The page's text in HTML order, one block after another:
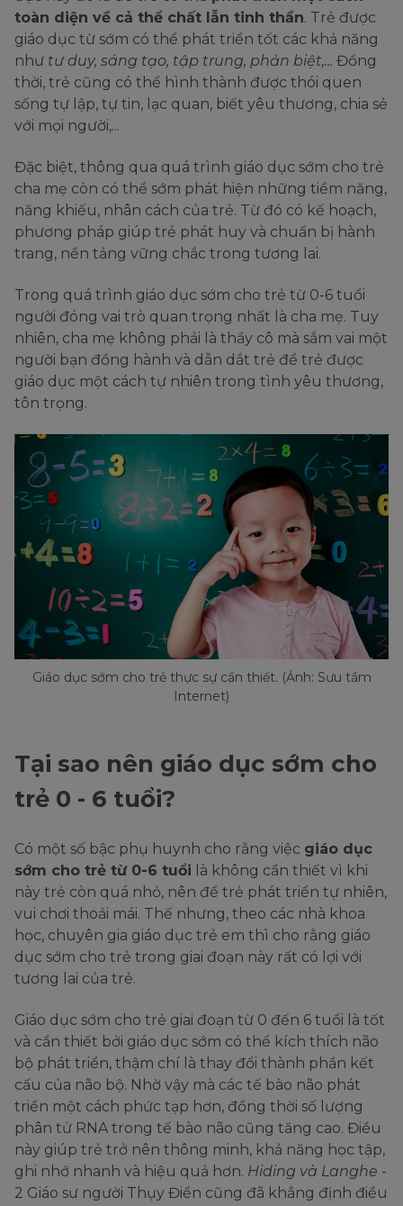
toàn diện về cả thể chất lẫn tinh thần. Trẻ được
giáo dục từ sớm có thể phát triển tốt các khả năng
như tư duy, sáng tạo, tập trung, phản biệt,... Đồng
thời, trẻ cũng có thể hình thành được thói quen
sống tự lập, tự tin, lạc quan, biết yêu thương, chia sẻ
với mọi người,...
Đặc biệt, thông qua quá trình giáo dục sớm cho trẻ
cha mẹ còn có thể sớm phát hiện những tiềm năng,
năng khiếu, nhân cách của trẻ. Từ đó có kế hoạch,
phương pháp giúp trẻ phát huy và chuẩn bị hành
trang, nền tảng vững chắc trong tương lai.
Trong quá trình giáo dục sớm cho trẻ từ 0-6 tuổi
người đóng vai trò quan trọng nhất là cha mẹ. Tuy
nhiên, cha mẹ không phải là thầy cô mà sắm vai một
người bạn đồng hành và dẫn dắt trẻ để trẻ được
giáo dục một cách tự nhiên trong tình yêu thương,
tôn trọng.
Giáo dục sớm cho trẻ thực sự cần thiết. (Ảnh: Sưu tầm
Internet)
Tại sao nên giáo dục sớm cho
trẻ 0 - 6 tuổi?
Có một số bậc phụ huynh cho rằng việc giáo dục
sớm cho trẻ từ 0-6 tuổi là không cần thiết vì khi
này trẻ còn quá nhỏ, nên để trẻ phát triển tự nhiên,
vui chơi thoải mái. Thế nhưng, theo các nhà khoa
học, chuyên gia giáo dục trẻ em thì cho rằng giáo
dục sớm cho trẻ trong giai đoạn này rất có lợi với
tương lai của trẻ.
Giáo dục sớm cho trẻ giai đoạn từ 0 đến 6 tuổi là tốt
và cần thiết bởi giáo dục sớm có thể kích thích não
bộ phát triển, thậm chí là thay đổi thành phần kết
cấu của não bộ. Nhờ vậy mà các tế bào não phát
triển một cách phức tạp hơn, đồng thời số lượng
phân tử RNA trong tế bào não cũng tăng cao. Điều
này giúp trẻ trở nên thông minh, khả năng học tập,
ghi nhớ nhanh và hiệu quả hơn. Hiding và Langhe -
2 Giáo sư người Thụy Điển cũng đã khẳng định điều